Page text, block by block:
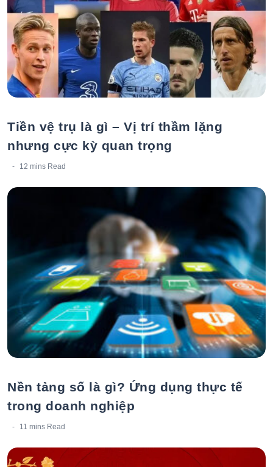
Tiền vệ trụ là gì – Vị trí thầm lặng
nhưng cực kỳ quan trọng
12 mins Read
Nền tảng số là gì? Ứng dụng thực tế
trong doanh nghiệp
11 mins Read